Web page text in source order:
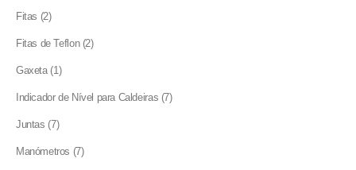
Fitas 22
Fitas de Teflon 22
Gaxeta 11
Indicador de Nível para Caldeiras 77
Juntas 77
Manómetros 77